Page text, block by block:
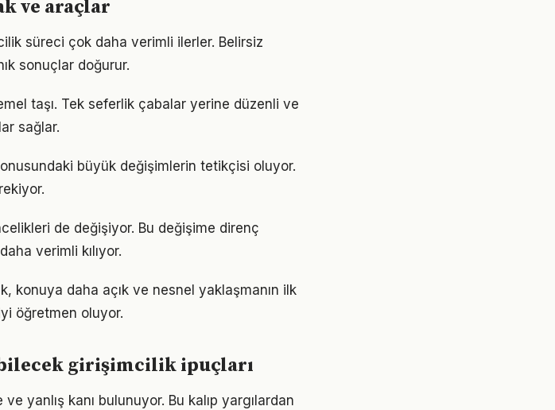
ve araçlar
süreci çok daha verimli ilerler. Belirsiz
sonuçlar doğurur.
taşı. Tek seferlik çabalar yerine düzenli ve
sağlar.
büyük değişimlerin tetikçisi oluyor.
de değişiyor. Bu değişime direnç
verimli kılıyor.
konuya daha açık ve nesnel yaklaşmanın ilk
öğretmen oluyor.
girişimcilik ipuçları
yanlış kanı bulunuyor. Bu kalıp yargılardan